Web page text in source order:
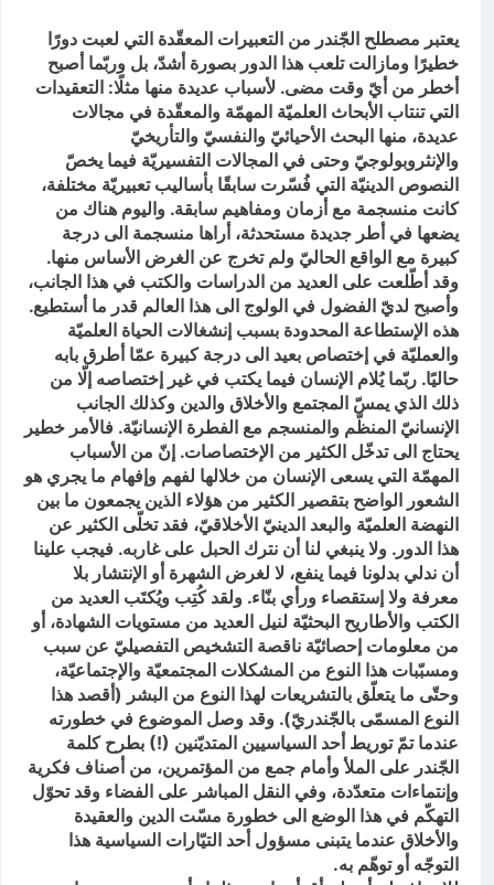
14 ساعة Ago
ماذا لو كان المدير اقوى من الوزير
؟
14 ساعة Ago
يعتبر مصطلح الجّندر من التعبيرات المعقّدة التي لعبت دورًا
خطيرًا ومازالت تلعب هذا الدور بصورة أشدّ، بل وربّما أصبح
أخطر من أيّ وقت مضى. لأسباب عديدة منها مثلًا: التعقيدات
التي تنتاب الأبحاث العلميّة المهمّة والمعقّدة في مجالات
عديدة، منها البحث الأحيائيّ والنفسيّ والتأريخيّ
والإنثروبولوجيّ وحتى في المجالات التفسيريّة فيما يخصّ
النصوص الدينيّة التي فُسّرت سابقًا بأساليب تعبيريّة مختلفة،
كانت منسجمة مع أزمان ومفاهيم سابقة. واليوم هناك من
يضعها في أطر جديدة مستحدثة، أراها منسجمة الى درجة
كبيرة مع الواقع الحاليّ ولم تخرج عن الغرض الأساس منها.
وقد أطّلعت على العديد من الدراسات والكتب في هذا الجانب،
وأصبح لديّ الفضول في الولوج الى هذا العالم قدر ما أستطيع.
هذه الإستطاعة المحدودة بسبب إنشغالات الحياة العلميّة
والعمليّة في إختصاص بعيد الى درجة كبيرة عمّا أطرق بابه
حاليًا. ربّما يُلام الإنسان فيما يكتب في غير إختصاصه إلّا من
ذلك الذي يمسّ المجتمع والأخلاق والدين وكذلك الجانب
الإنسانيّ المنظّم والمنسجم مع الفطرة الإنسانيّة. فالأمر خطير
يحتاج الى تدخّل الكثير من الإختصاصات. إنّ من الأسباب
المهمّة التي يسعى الإنسان من خلالها لفهم وإفهام ما يجري هو
الشعور الواضح بتقصير الكثير من هؤلاء الذين يجمعون ما بين
النهضة العلميّة والبعد الدينيّ الأخلاقيّ، فقد تخلّى الكثير عن
هذا الدور. ولا ينبغي لنا أن نترك الحبل على غاربه. فيجب علينا
أن ندلي بدلونا فيما ينفع، لا لغرض الشهرة أو الإنتشار بلا
معرفة ولا إستقصاء ورأي بنّاء. ولقد كُتِب ويُكتَب العديد من
الكتب والأطاريح البحثيّة لنيل العديد من مستويات الشهادة، أو
من معلومات إحصائيّة ناقصة التشخيص التفصيليّ عن سبب
ومسبّبات هذا النوع من المشكلات المجتمعيّة والإجتماعيّة،
وحتّى ما يتعلّق بالتشريعات لهذا النوع من البشر (أقصد هذا
النوع المسمّى بالجّندريّ). وقد وصل الموضوع في خطورته
عندما تمّ توريط أحد السياسيين المتديّنين (!) بطرح كلمة
الجّندر على الملأ وأمام جمع من المؤتمرين، من أصناف فكرية
وإنتماءات متعدّدة، وفي النقل المباشر على الفضاء وقد تحوّل
التهكّم في هذا الوضع الى خطورة مسّت الدين والعقيدة
والأخلاق عندما يتبنى مسؤول أحد التيّارات السياسية هذا
التوجّه أو توهّم به.